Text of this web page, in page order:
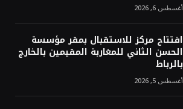
أغسطس 6, 2026
افتتاح مركز للاستقبال بمقر مؤسسة
الحسن الثاني للمغاربة المقيمين بالخارج
بالرباط
أغسطس 5, 2026